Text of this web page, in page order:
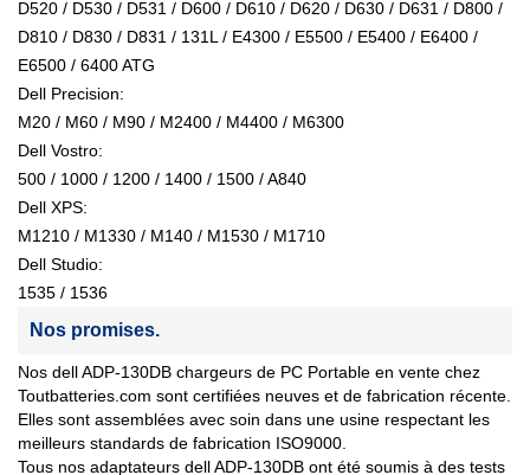
D520 / D530 / D531 / D600 / D610 / D620 / D630 / D631 / D800 /
D810 / D830 / D831 / 131L / E4300 / E5500 / E5400 / E6400 /
E6500 / 6400 ATG
Dell Precision:
M20 / M60 / M90 / M2400 / M4400 / M6300
Dell Vostro:
500 / 1000 / 1200 / 1400 / 1500 / A840
Dell XPS:
M1210 / M1330 / M140 / M1530 / M1710
Dell Studio:
1535 / 1536
Nos promises.
Nos dell ADP-130DB chargeurs de PC Portable en vente chez
Toutbatteries.com sont certifiées neuves et de fabrication récente.
Elles sont assemblées avec soin dans une usine respectant les
meilleurs standards de fabrication ISO9000.
Tous nos adaptateurs dell ADP-130DB ont été soumis à des tests